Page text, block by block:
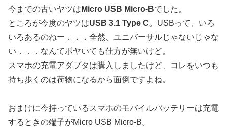
今までの古いヤツは Micro USB Micro-Bでした。
ところが今度のヤツはUSB 3.1 Type C。USBって、いろ
いろあるのねー．．．全然、ユニバーサルじゃないじゃな
い．．．なんてボヤいても仕方が無いけど。
スマホの充電アダプタは購入しましたけど、コレをいつも
持ち歩くのは荷物になるから面倒ですよね。
おまけに今持っているスマホのモバイルバッテリーは充電
するときの端子がMicro USB Micro-B。